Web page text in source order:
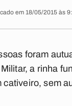
em 18/05/2015 às
foram
a rinha
sem